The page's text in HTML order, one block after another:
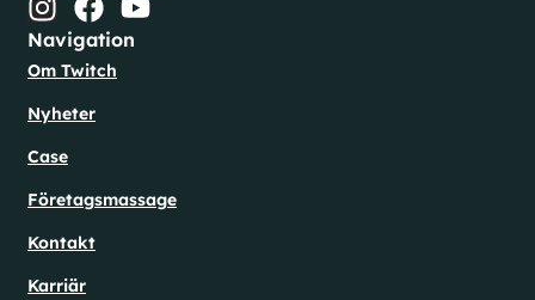
Navigation
Om Twitch
Nyheter
Case
Företagsmassage
Kontakt
Karriär